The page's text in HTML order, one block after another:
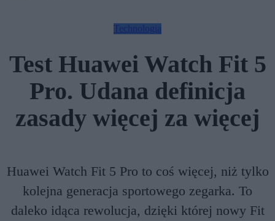
Technologia
Test Huawei Watch Fit 5
Pro. Udana definicja
zasady więcej za więcej
Huawei Watch Fit 5 Pro to coś więcej, niż tylko
kolejna generacja sportowego zegarka. To
daleko idąca rewolucja, dzięki której nowy Fit